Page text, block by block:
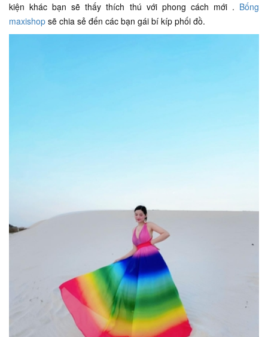
kiện khác bạn sẽ thấy thích thú với phong cách mới . Bống
maxishop sẽ chia sẻ đến các bạn gái bí kíp phối đồ.